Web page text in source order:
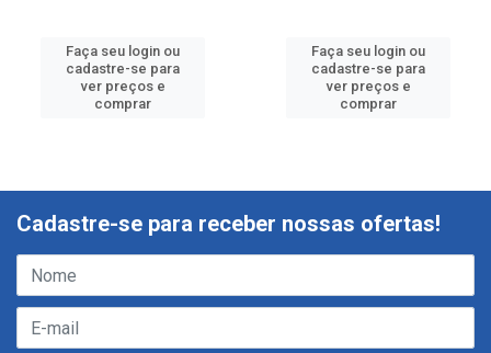
Faça seu login ou
cadastre-se para
ver preços e
comprar
Faça seu login ou
cadastre-se para
ver preços e
comprar
Cadastre-se para receber nossas ofertas!